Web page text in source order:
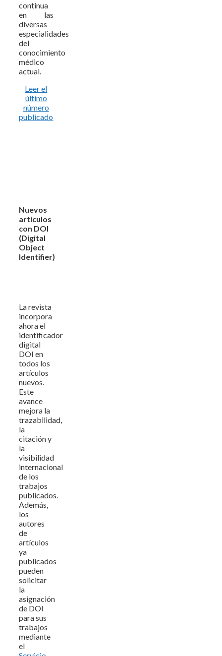
continua
en las
diversas
especialidades
del
conocimiento
médico
actual.
Leer el
último
número
publicado
Nuevos
artículos
con DOI
(Digital
Object
Identifier)
La revista
incorpora
ahora el
identificador
digital
DOI en
todos los
artículos
nuevos.
Este
avance
mejora la
trazabilidad,
la
citación y
la
visibilidad
internacional
de los
trabajos
publicados.
Además,
los
autores
de
artículos
ya
publicados
pueden
solicitar
la
asignación
de DOI
para sus
trabajos
mediante
el